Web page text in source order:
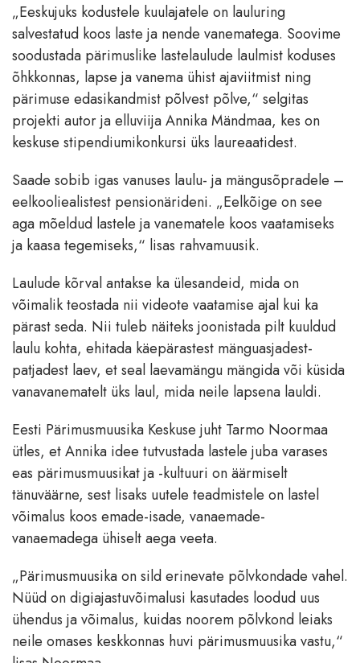
„Eeskujuks kodustele kuulajatele on lauluring
salvestatud koos laste ja nende vanematega. Soovime
soodustada pärimuslike lastelaulude laulmist koduses
õhkkonnas, lapse ja vanema ühist ajaviitmist ning
pärimuse edasikandmist põlvest põlve,“ selgitas
projekti autor ja elluviija Annika Mändmaa, kes on
keskuse stipendiumikonkursi üks laureaatidest.
Saade sobib igas vanuses laulu- ja mängusõpradele –
eelkooliealistest pensionärideni. „Eelkõige on see
aga mõeldud lastele ja vanematele koos vaatamiseks
ja kaasa tegemiseks,“ lisas rahvamuusik.
Laulude kõrval antakse ka ülesandeid, mida on
võimalik teostada nii videote vaatamise ajal kui ka
pärast seda. Nii tuleb näiteks joonistada pilt kuuldud
laulu kohta, ehitada käepärastest mänguasjadest-
patjadest laev, et seal laevamängu mängida või küsida
vanavanematelt üks laul, mida neile lapsena lauldi.
Eesti Pärimusmuusika Keskuse juht Tarmo Noormaa
ütles, et Annika idee tutvustada lastele juba varases
eas pärimusmuusikat ja -kultuuri on äärmiselt
tänuväärne, sest lisaks uutele teadmistele on lastel
võimalus koos emade-isade, vanaemade-
vanaemadega ühiselt aega veeta.
„Pärimusmuusika on sild erinevate põlvkondade vahel.
Nüüd on digiajastuvõimalusi kasutades loodud uus
ühendus ja võimalus, kuidas noorem põlvkond leiaks
neile omases keskkonnas huvi pärimusmuusika vastu,“